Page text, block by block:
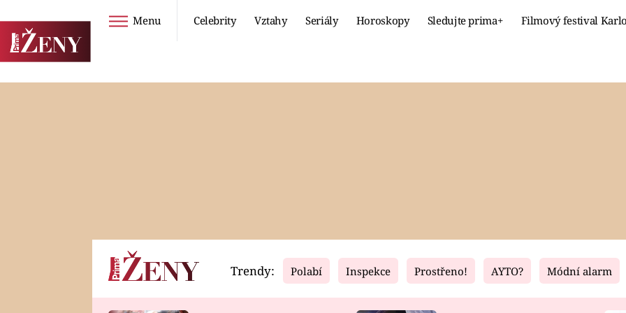
Menu Celebrity Vztahy Seriály Horoskopy Sledujte prima+ Filmový festival
Horoskopy Video Fresh Living
Trendy: Polabí Inspekce Prostřeno! AYTO? Módní alarm